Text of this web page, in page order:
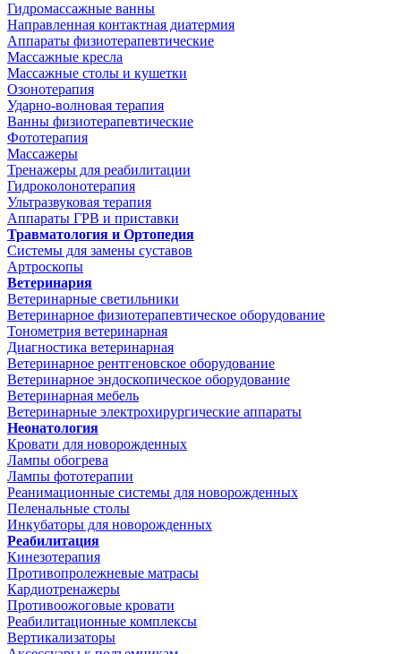
Гидромассажные ванны
Направленная контактная диатермия
Аппараты физиотерапевтические
Массажные кресла
Массажные столы и кушетки
Озонотерапия
Ударно-волновая терапия
Ванны физиотерапевтические
Фототерапия
Массажеры
Тренажеры для реабилитации
Гидроколонотерапия
Ультразвуковая терапия
Аппараты ГРВ и приставки
Травматология и Ортопедия
Системы для замены суставов
Артроскопы
Ветеринария
Ветеринарные светильники
Ветеринарное физиотерапевтическое оборудование
Тонометрия ветеринарная
Диагностика ветеринарная
Ветеринарное рентгеновское оборудование
Ветеринарное эндоскопическое оборудование
Ветеринарная мебель
Ветеринарные электрохирургические аппараты
Неонатология
Кровати для новорожденных
Лампы обогрева
Лампы фототерапии
Реанимационные системы для новорожденных
Пеленальные столы
Инкубаторы для новорожденных
Реабилитация
Кинезотерапия
Противопролежневые матрасы
Кардиотренажеры
Противоожоговые кровати
Реабилитационные комплексы
Вертикализаторы